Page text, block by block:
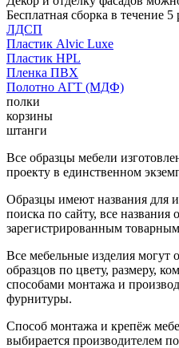
Бесплатная сборка в течение 5
ЛДСП
Пластик Alvic Luxe
Пластик HPL
Пленка ПВХ
Полотно АГТ (МДФ)
полки
корзины
штанги
Все образцы мебели
проекту в единственном
Образцы имеют названия для
поиска по сайту, все названия
зарегистрированным
Все мебельные изделия могут
образцов по цвету, размеру,
способами монтажа и
фурнитуры.
Способ монтажа и крепёж
выбирается производителем